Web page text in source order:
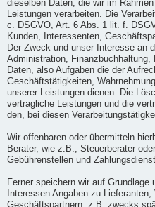
dieselben Daten, die wir im
Leistungen verarbeiten. Die
c. DSGVO, Art. 6 Abs. 1 lit. f.
Kunden, Interessenten,
Der Zweck und unser Interesse an
Administration, Finanzbuchhaltung,
Daten, also Aufgaben die der
Geschäftstätigkeiten,
unserer Leistungen dienen. Die
vertragliche Leistungen und die
den, bei diesen
Wir offenbaren oder übermitteln
Berater, wie z.B., Steuerberater
Gebührenstellen und
Ferner speichern wir auf
Interessen Angaben zu
Geschäftspartnern, z.B. zwecks